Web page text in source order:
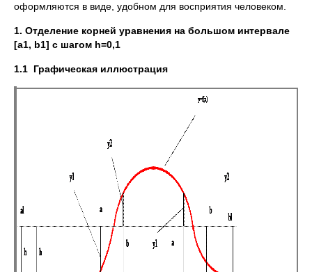
оформляются в виде, удобном для восприятия человеком.
1. Отделение корней уравнения на большом интервале
[a1, b1] с шагом h=0,1
1.1 Графическая иллюстрация